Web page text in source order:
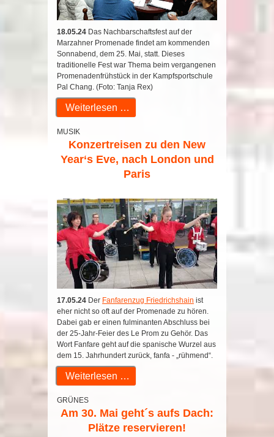
18.05.24 Das Nachbarschaftsfest auf der
Marzahner Promenade findet am kommenden
Sonnabend, dem 25. Mai, statt. Dieses
traditionelle Fest war Thema beim vergangenen
Promenadenfrühstück in der Kampfsportschule
Pal Chang. (Foto: Tanja Rex)
Weiterlesen …
MUSIK
Konzertreisen zu den New
Year‘s Eve, nach London und
Paris
17.05.24 Der Fanfarenzug Friedrichshain ist
eher nicht so oft auf der Promenade zu hören.
Dabei gab er einen fulminanten Abschluss bei
der 25-Jahr-Feier des Le Prom zu Gehör. Das
Wort Fanfare geht auf die spanische Wurzel aus
dem 15. Jahrhundert zurück, fanfa - „rühmend“.
Weiterlesen …
GRÜNES
Am 30. Mai geht´s aufs Dach:
Plätze reservieren!